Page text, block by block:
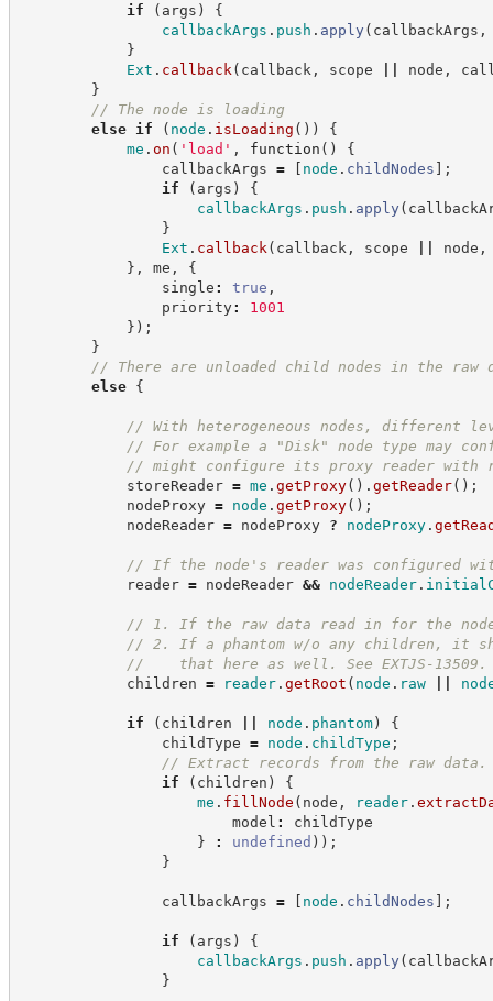
if
( args )
{
callbackArgs . push . apply ( callbackArgs ,
}
Ext . callback ( callback , scope node ,
}
// The node is loading
else
if ( node . isLoading ( ) )
{
me . on ( ' load ' , function ( )
{
callbackArgs = [ node . childNodes ] ;
if
( args )
{
callbackArgs . push . apply (
}
Ext . callback ( callback , scope node ,
} , me ,
{
single : true ,
priority:
1001
} ) ;
}
// There are unloaded child nodes in the
else
{
// With heterogeneous nodes, different
// For example a "Disk" node type may
// might configure its proxy reader
storeReader = me . getProxy( ) . getReader( ) ;
nodeProxy = node . getProxy( ) ;
nodeReader = nodeProxy ? nodeProxy.
// If the node's reader was configured
reader = nodeReader && nodeReader.
// 1. If the raw data read in for the
// 2. If a phantom w/o any children, it
// that here as well. See EXTJS-13509.
children = reader. getRoot ( node . raw
if ( children node . phantom)
{
childType = node . childType ;
// Extract records from the raw
if
( children )
{
me . fillNode ( node , reader.
model :
childType
}
: undefined ) ) ;
}
callbackArgs = [ node . childNodes ] ;
if ( args )
{
callbackArgs . push . apply (
}